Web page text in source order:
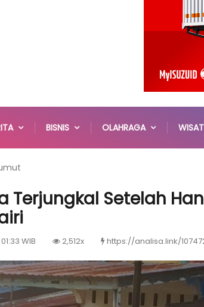
BISNIS OLAHRAGA
Terjungkal Setelah
WIB 2,512x https://analisa.link/